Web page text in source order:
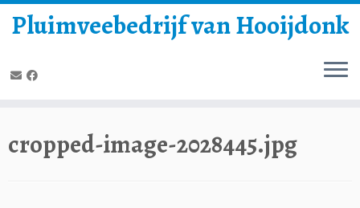
Pluimveebedrijf van Hooijdonk
cropped-image-2028445.jpg